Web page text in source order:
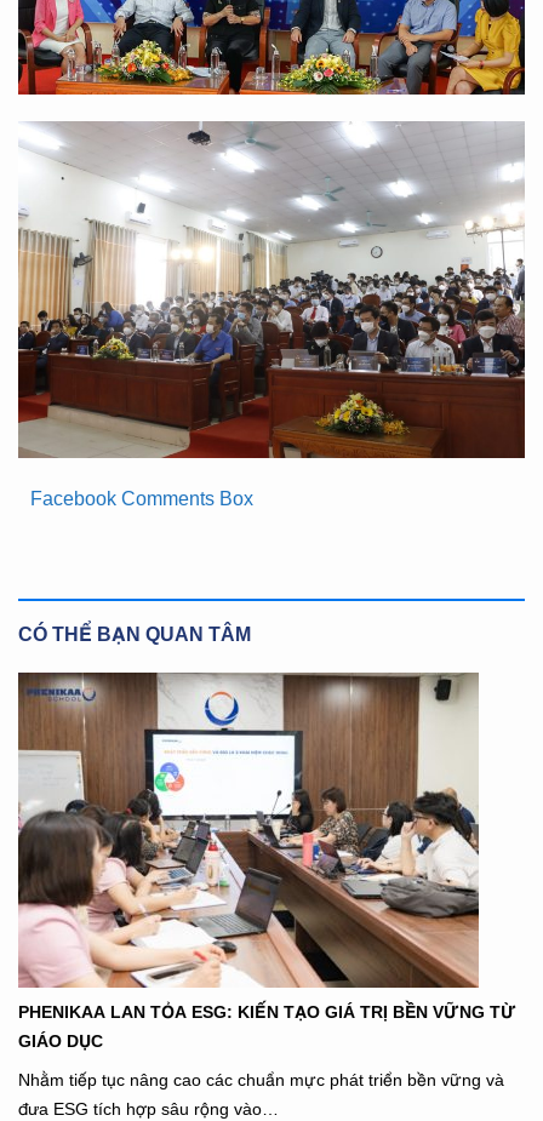
Facebook Comments Box
CÓ THỂ BẠN QUAN TÂM
PHENIKAA LAN TỎA ESG: KIẾN TẠO GIÁ TRỊ BỀN VỮNG TỪ
GIÁO DỤC
Nhằm tiếp tục nâng cao các chuẩn mực phát triển bền vững và
đưa ESG tích hợp sâu rộng vào…